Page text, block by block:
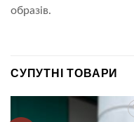
образів.
СУПУТНІ ТОВАРИ